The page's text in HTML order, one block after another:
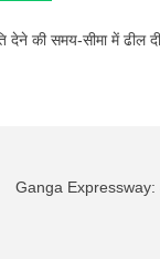
देने की समय-सीमा में ढील
Ganga Expressway: